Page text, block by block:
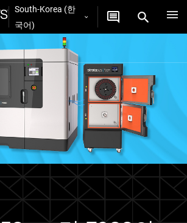
South-Korea (한
국어)